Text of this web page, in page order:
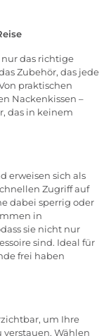
das richtige
Zubehör, das jede
praktischen
Nackenkissen –
das in keinem
erweisen sich als
Zugriff auf
dabei sperrig oder
in
sie nicht nur
sind. Ideal für
frei haben
um Ihre
Wählen